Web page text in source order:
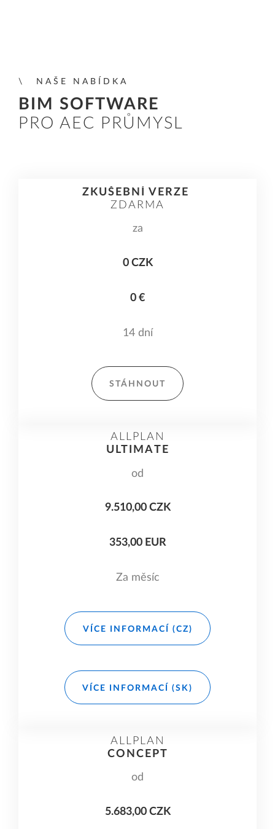
NAŠE NABÍDKA
BIM SOFTWARE
PRO AEC PRŮMYSL
ZKUŠEBNÍ VERZE
ZDARMA
za
0 CZK
0 €
14 dní
STÁHNOUT
ALLPLAN
ULTIMATE
od
9.510,00 CZK
353,00 EUR
Za měsíc
VÍCE INFORMACÍ (CZ)
VÍCE INFORMACÍ (SK)
ALLPLAN
CONCEPT
od
5.683,00 CZK